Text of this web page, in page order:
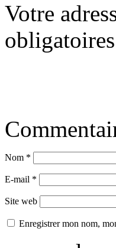
Votre
Nom *
E-mail *
Site web
Enregistrer mon nom,